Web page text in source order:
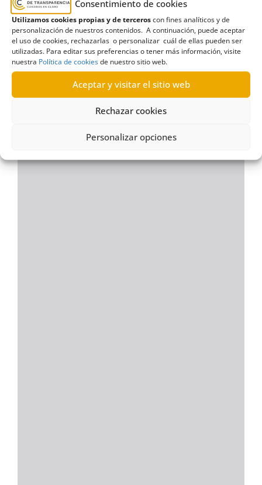
Consentimiento de cookies
Utilizamos cookies propias y de terceroscon fines analíticos y de
personalización de nuestros contenidos. A continuación, puede aceptar
el uso de cookies, rechazarlas o personalizar cuál de ellas pueden ser
utilizadas. Para editar sus preferencias o tener más información, visite
nuestra Política de cookiesde nuestro sitio web.
Aceptar y visitar el sitio web
Rechazar cookies
Personalizar opciones